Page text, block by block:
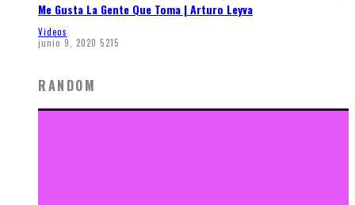
Me Gusta La Gente Que Toma | Arturo Leyva
Videos
junio 9, 2020 5215
RANDOM